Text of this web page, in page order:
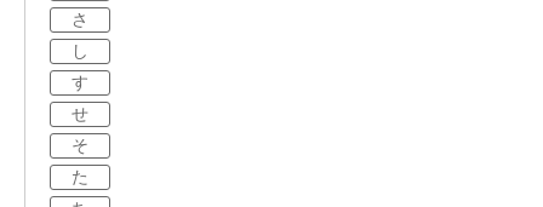
さ
し
す
せ
そ
た